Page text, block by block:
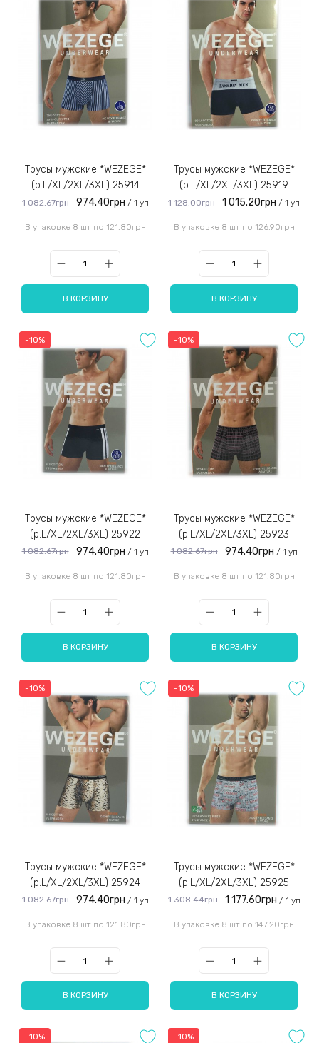
Трусы мужские *WEZEGE*
(р.L/XL/2XL/3XL) 25914
1 082.67грн 974.40грн / 1 уп
В упаковке 8 шт по 121.80грн
В КОРЗИНУ
Трусы мужские *WEZEGE*
(р.L/XL/2XL/3XL) 25919
1 128.00грн 1 015.20грн / 1 уп
В упаковке 8 шт по 126.90грн
В КОРЗИНУ
-10%
Трусы мужские *WEZEGE*
(р.L/XL/2XL/3XL) 25922
1 082.67грн 974.40грн / 1 уп
В упаковке 8 шт по 121.80грн
В КОРЗИНУ
-10%
Трусы мужские *WEZEGE*
(р.L/XL/2XL/3XL) 25923
1 082.67грн 974.40грн / 1 уп
В упаковке 8 шт по 121.80грн
В КОРЗИНУ
-10%
Трусы мужские *WEZEGE*
(р.L/XL/2XL/3XL) 25924
1 082.67грн 974.40грн / 1 уп
В упаковке 8 шт по 121.80грн
В КОРЗИНУ
-10%
Трусы мужские *WEZEGE*
(р.L/XL/2XL/3XL) 25925
1 308.44грн 1 177.60грн / 1 уп
В упаковке 8 шт по 147.20грн
В КОРЗИНУ
-10% -10%